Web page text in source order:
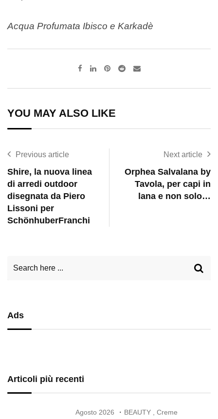
Acqua Profumata Ibisco e Karkadè
Pinterest
RedditShare
YOU MAY ALSO LIKE
Previous article
Shire, la nuova linea
di arredi outdoor
disegnata da Piero
Lissoni per
SchönhuberFranchi
Next article
Orphea Salvalana by
Tavola, per capi in
lana e non solo…
Ads
Articoli più recenti
Agosto 2026 BEAUTY ,Creme